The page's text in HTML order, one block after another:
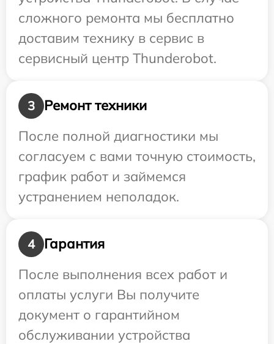
сложного ремонта мы бесплатно
доставим технику в сервис в
сервисный центр Thunderobot.
3
Ремонт техники
После полной диагностики мы
согласуем с вами точную стоимость,
график работ и займемся
устранением неполадок.
4
Гарантия
После выполнения всех работ и
оплаты услуги Вы получите
документ о гарантийном
обслуживании устройства